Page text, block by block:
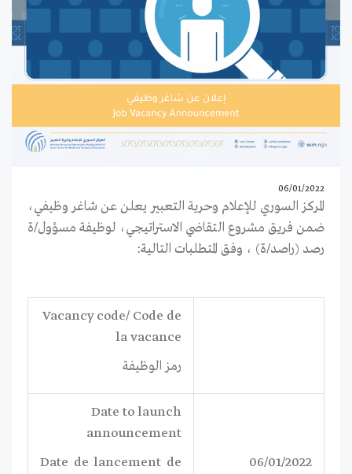
06/01/2022
المركز السوري للإعلام وحرية التعبير يعلن عن شاغر وظيفي،
ضمن فريق مشروع التقاضي الاستراتيجي، لوظيفة مسؤول/ة
رصد (راصد/ة) ، وفق المتطلبات التالية:
Vacancy code/ Code de
la vacance
رمز الوظيفة
06/01/2022
Date to launch
announcement
Date de lancement de